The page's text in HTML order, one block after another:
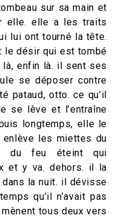
sur sa main et
elle. elle a les traits
lui ont tourné la tête.
le désir qui est tombé
enfin là. il sent ses
se déposer contre
pataud, otto. ce qu’il
se lève et l’entraîne
longtemps, elle le
les miettes du
du feu éteint qui
et y va. dehors. il la
la nuit. il dévisse
qu’il n’avait pas
tous deux vers